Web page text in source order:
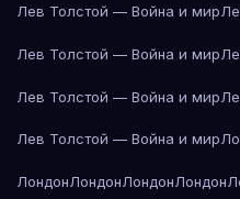
Лев Толстой — Война и мир
Лев Толстой — Война и мир
Лев Толстой — Война и мир
Лев Толстой — Война и мир
ЛондонЛондонЛондонЛондон